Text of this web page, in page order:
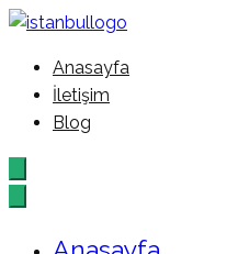
İçeriğe
İstanbul –
Ajansı
Anasayfa
İletişim
Blog